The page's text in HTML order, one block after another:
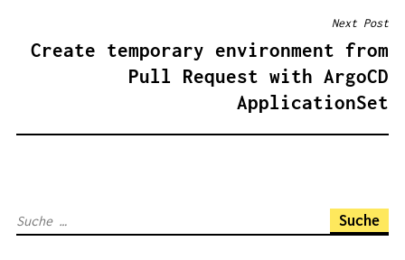
I
Next Post
Create temporary environment from
Pull Request with ArgoCD
ApplicationSet
S